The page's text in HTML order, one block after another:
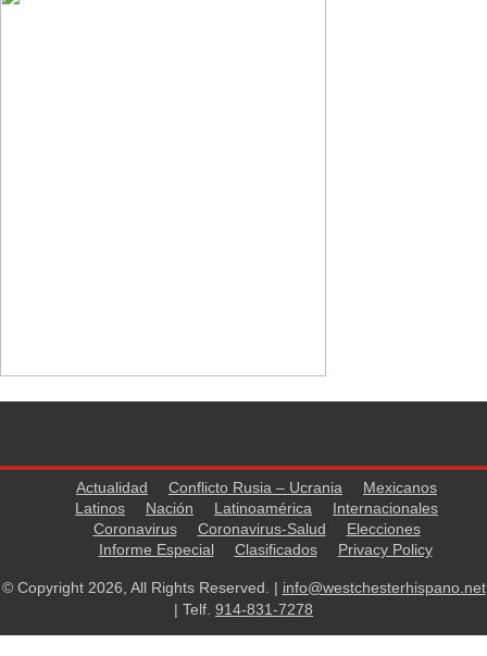
Actualidad Conflicto Rusia – Ucrania
Mexicanos
Latinos
Nación Latinoamérica
Internacionales
Coronavirus
Coronavirus-Salud
Elecciones
Informe Especial
Clasificados Privacy Policy
© Copyright 2026, All Rights Reserved. | info@westchesterhispano.net
| Telf. 914-831-7278